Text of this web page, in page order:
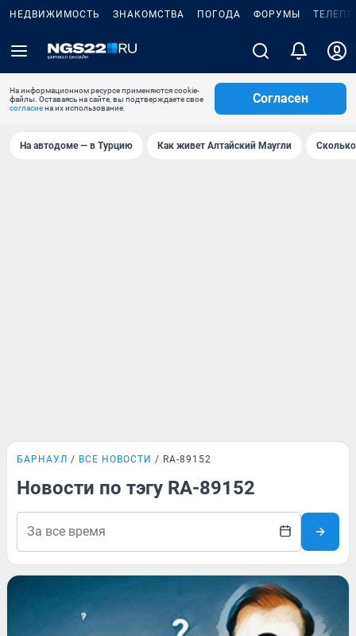
НЕДВИЖИМОСТЬ ЗНАКОМСТВА ПОГОДА ФОРУМЫ
На информационном ресурсе применяются cookie-
файлы. Оставаясь на сайте, вы подтверждаете свое
согласиена их использование.
Согласен
На автодоме — в Турцию Как живет Алтайский Маугли
БАРНАУЛ ВСЕ НОВОСТИ RA-89152
Новости по тэгу RA-89152